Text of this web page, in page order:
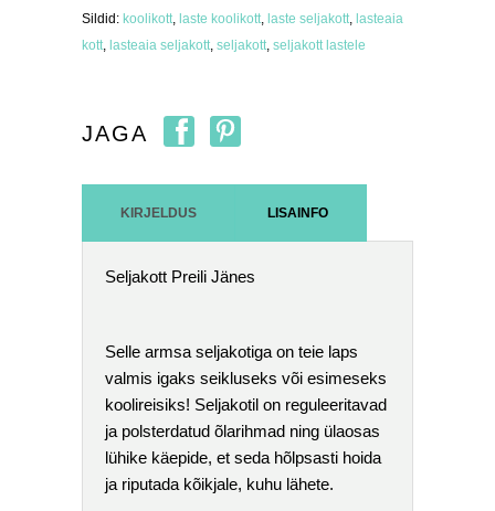
Sildid: koolikott, laste koolikott, laste seljakott, lasteaia
kott, lasteaia seljakott, seljakott, seljakott lastele
JAGA
KIRJELDUS LISAINFO
Seljakott Preili Jänes
Selle armsa seljakotiga on teie laps
valmis igaks seikluseks või esimeseks
koolireisiks! Seljakotil on reguleeritavad
ja polsterdatud õlarihmad ning ülaosas
lühike käepide, et seda hõlpsasti hoida
ja riputada kõikjale, kuhu lähete.